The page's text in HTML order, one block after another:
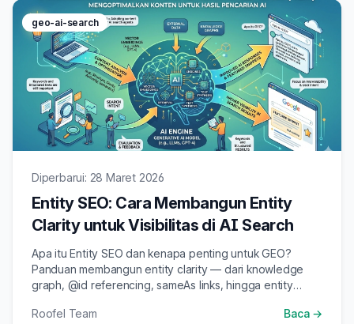
geo-ai-search
Diperbarui: 28 Maret 2026
Entity SEO: Cara Membangun Entity
Clarity untuk Visibilitas di AI Search
Apa itu Entity SEO dan kenapa penting untuk GEO?
Panduan membangun entity clarity — dari knowledge
graph, @id referencing, sameAs links, hingga entity
website Anda.
Roofel Team Baca →